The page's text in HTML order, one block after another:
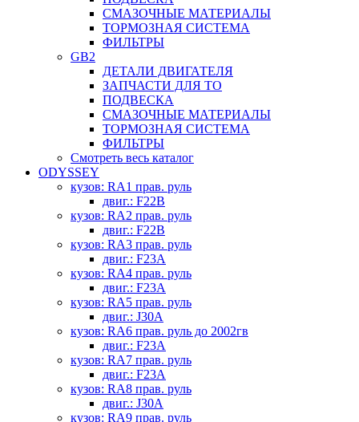
СМАЗОЧНЫЕ МАТЕРИАЛЫ
ТОРМОЗНАЯ СИСТЕМА
ФИЛЬТРЫ
GB2
ДЕТАЛИ ДВИГАТЕЛЯ
ЗАПЧАСТИ ДЛЯ ТО
ПОДВЕСКА
СМАЗОЧНЫЕ МАТЕРИАЛЫ
ТОРМОЗНАЯ СИСТЕМА
ФИЛЬТРЫ
Смотреть весь каталог
ODYSSEY
кузов: RA1 прав. руль
двиг.: F22B
кузов: RA2 прав. руль
двиг.: F22B
кузов: RA3 прав. руль
двиг.: F23A
кузов: RA4 прав. руль
двиг.: F23A
кузов: RA5 прав. руль
двиг.: J30A
кузов: RA6 прав. руль до 2002гв
двиг.: F23A
кузов: RA7 прав. руль
двиг.: F23A
кузов: RA8 прав. руль
двиг.: J30A
кузов: RA9 прав. руль